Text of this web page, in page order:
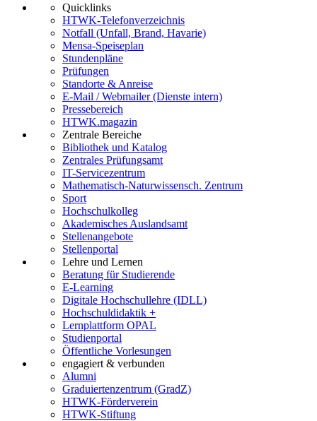
Quicklinks
HTWK-Telefonverzeichnis
Notfall (Unfall, Brand, Havarie)
Mensa-Speiseplan
Stundenpläne
Prüfungen
Standorte & Anreise
E-Mail / Webmailer (Dienste intern)
Pressebereich
HTWK.magazin
Zentrale Bereiche
Bibliothek und Katalog
Zentrales Prüfungsamt
IT-Servicezentrum
Mathematisch-Naturwissensch. Zentrum
Sport
Hochschulkolleg
Akademisches Auslandsamt
Stellenangebote
Stellenportal
Lehre und Lernen
Beratung für Studierende
E-Learning
Digitale Hochschullehre (IDLL)
Hochschuldidaktik +
Lernplattform OPAL
Studienportal
Öffentliche Vorlesungen
engagiert & verbunden
Alumni
Graduiertenzentrum (GradZ)
HTWK-Förderverein
HTWK-Stiftung